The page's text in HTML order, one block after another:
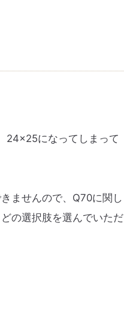
24×25になってしまって
ませんので、Q70に関し
の選択肢を選んでいただ